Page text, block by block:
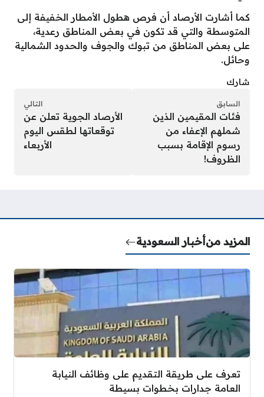
كما أشارت الأرصاد أن فرص هطول الأمطار الخفيفة إلى
المتوسطة والتي قد تكون في بعض المناطق رعدية،
على بعض المناطق من تبوك والجوف والحدود الشمالية
وحائل.
شارك
السابق
فئات المقيمين الذين
شملهم الإعفاء من
رسوم الإقامة بسبب
الظروف!
التالي
الأرصاد الجوية تعلن عن
توقعاتها لطقس اليوم
الأربعاء
المزيد منأخبار السعودية
تعرف على طريقة التقديم على وظائف النيابة
العامة جدارات بخطوات بسيطة